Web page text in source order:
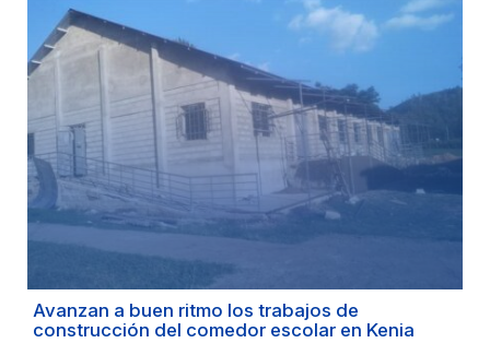
Avanzan a buen ritmo los trabajos de
construcción del comedor escolar en Kenia